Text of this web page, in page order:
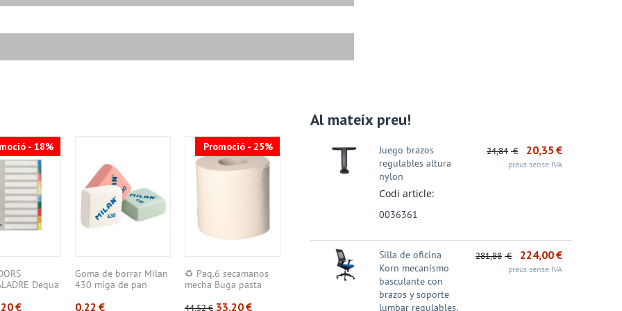
- 18%
Dequa
€
Goma de borrar Milan
430 miga de pan
0,22 €
Promoció - 25%
♻️ Paq.6 secamanos
mecha Buga pasta
44,52€ 33,20€
Promoció - 27%
Arxivador A4 A-Z
Dequa – Amb rado –
Promoció - 24%
CAIXETÍ ARXIVADOR
A-Z Dequa – FOLI –
Llom...
1,39€ 1,05€
Promoció - 31%
Marcador Permanent
Al mateix preu!
Juego brazos
regulables altura
nylon
Codi article:
0036361
24,84 € 20,35 €
preus sense IVA
Silla de oficina
Korn mecanismo
basculante con
brazos y soporte
lumbar regulables.
281,88 € 224,00€
preus sense IVA